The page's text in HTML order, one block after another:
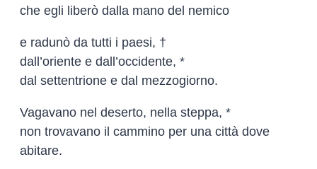
che egli liberò dalla mano del nemico
e radunò da tutti i paesi, †
dall’oriente e dall’occidente, *
dal settentrione e dal mezzogiorno.
Vagavano nel deserto, nella steppa, *
non trovavano il cammino per una città dove
abitare.